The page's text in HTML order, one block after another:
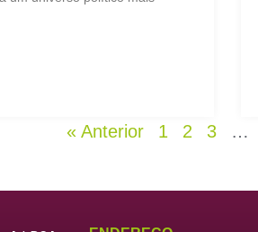
« Anterior 1 2 3 …